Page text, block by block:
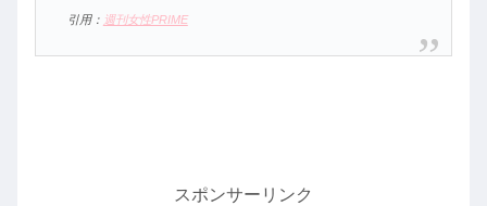
引用： 週刊女性PRIME
スポンサーリンク